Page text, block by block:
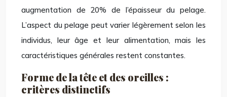
augmentation de 20% de l’épaisseur du pelage.
L’aspect du pelage peut varier légèrement selon les
individus, leur âge et leur alimentation, mais les
caractéristiques générales restent constantes.
Forme de la tête et des oreilles :
critères distinctifs